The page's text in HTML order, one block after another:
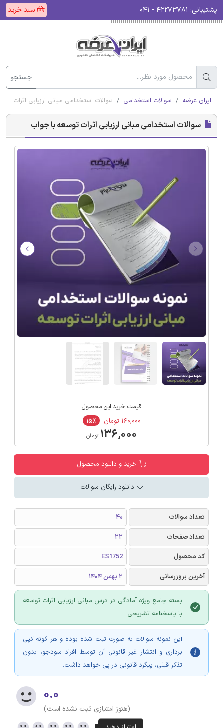
پشتیبانی: سبد خرید
جستجو
ایران عرضه سوالات استخدامی سوالات استخدامی مبانی ارزیابی اثرات
سوالات استخدامی مبانی ارزیابی اثرات توسعه با جواب
قیمت خرید این محصول
۱۶۰,۰۰۰ تومان ۱۵٪
۱۳۶,۰۰۰ تومان
خرید و دانلود محصول
دانلود رایگان سوالات
تعداد سوالات
40
تعداد صفحات
22
کد محصول
ES1752
آخرین بروزرسانی
2 بهمن 1404
بسته جامع ویژه آمادگی در درس مبانی ارزیابی اثرات توسعه
با پاسخنامه تشریحی
این نمونه سوالات به صورت ثبت شده بوده و هر گونه کپی
برداری و انتشار غیر قانونی آن توسط افراد سودجو، بدون
تذکر قبلی، پیگرد قانونی در پی خواهد داشت.
۰.۰
(هنوز امتیازی ثبت نشده است)